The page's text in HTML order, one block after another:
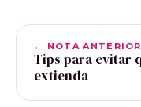
← NOTA ANTERIOR
Tips para evitar
extienda